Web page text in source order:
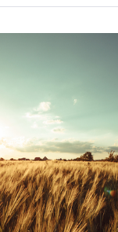
께해외로출국하